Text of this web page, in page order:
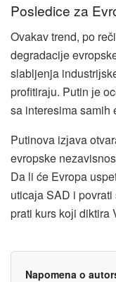
Posledice za
Ovakav trend, po
degradaciјe
slabljenja
profitiraјu. Putin јe
sa interesima samih
Putinova izјava
evropske
Da li će Evropa
uticaјa SAD i
prati kurs koјi diktira
Napomena o